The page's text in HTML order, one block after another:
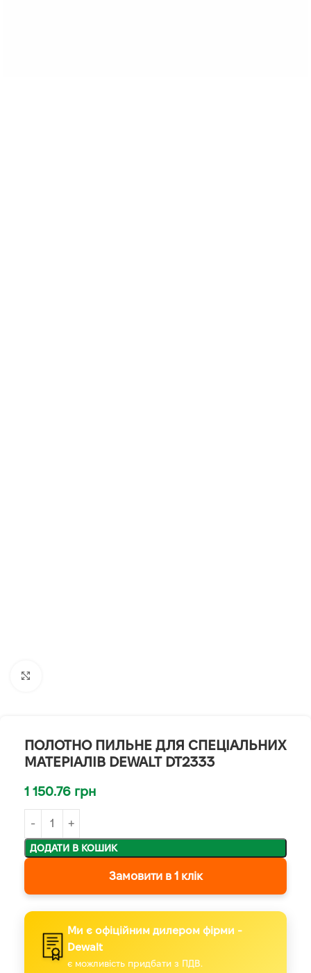
ПОЛОТНО ПИЛЬНЕ ДЛЯ СПЕЦІАЛЬНИХ
МАТЕРІАЛІВ DEWALT DT2333
1 150.76 грн
ДОДАТИ В КОШИК
Замовити в 1 клік
Ми є офіційним дилером фірми -
Dewalt
є можливість придбати з ПДВ.